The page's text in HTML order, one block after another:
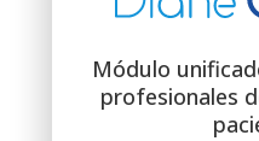
Módulo
profesionales